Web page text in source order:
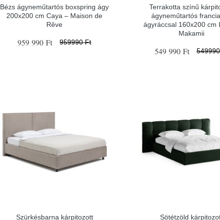
Bézs ágyneműtartós boxspring ágy
200x200 cm Caya – Maison de
Rêve
959 990 Ft 959990 Ft
Terrakotta színű
ágyneműtartós
ágyráccsal 160x200 cm
Makamii
549 990 Ft
Szürkésbarna kárpitozott
Sötétzöld